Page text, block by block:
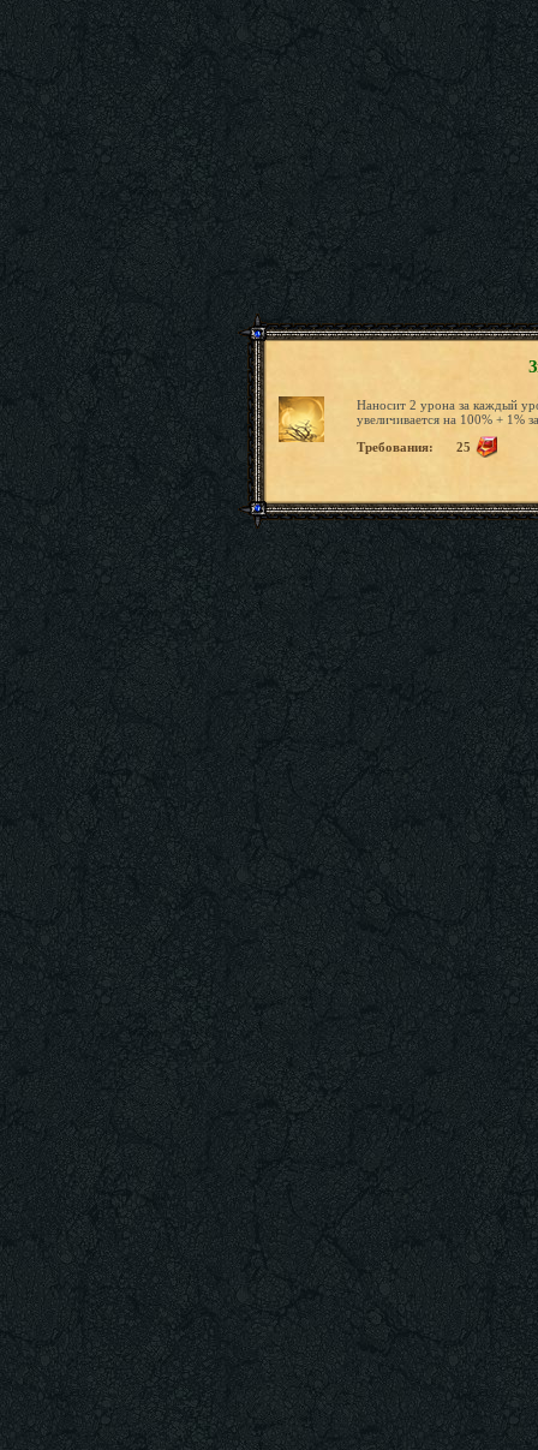
Наносит 2 урона за каждый
увеличивается на 100% + 1%
Требования:
25